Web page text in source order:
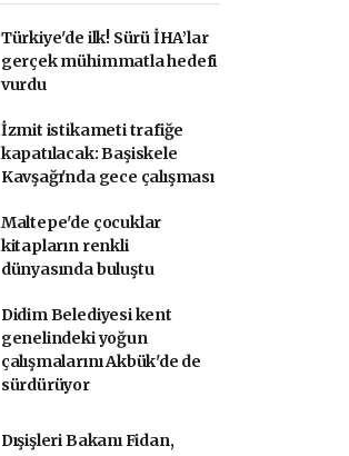
Türkiye'de ilk! Sürü İHA’lar
gerçek mühimmatla hedefi
vurdu
İzmit istikameti trafiğe
kapatılacak: Başiskele
Kavşağı'nda gece çalışması
Maltepe'de çocuklar
kitapların renkli
dünyasında buluştu
Didim Belediyesi kent
genelindeki yoğun
çalışmalarını Akbük'de de
sürdürüyor
Dışişleri Bakanı Fidan,